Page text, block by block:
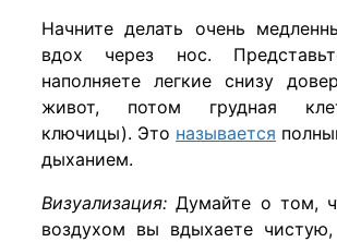
Начните делать очень
вдох через нос.
наполняете легкие снизу
живот, потом грудная
ключицы). Это называется
дыханием.
Визуализация: Думайте о том,
воздухом вы вдыхаете чистую,